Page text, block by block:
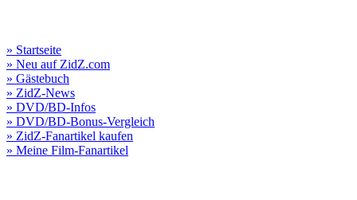
» Startseite
» Neu auf ZidZ.com
» Gästebuch
» ZidZ-News
» DVD/BD-Infos
» DVD/BD-Bonus-Vergleich
» ZidZ-Fanartikel kaufen
» Meine Film-Fanartikel